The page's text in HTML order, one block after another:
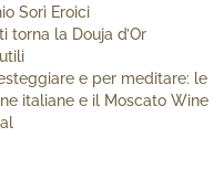
Sorì Eroici
torna la Douja d’Or
utili
e per meditare: le
italiane e il Moscato Wine